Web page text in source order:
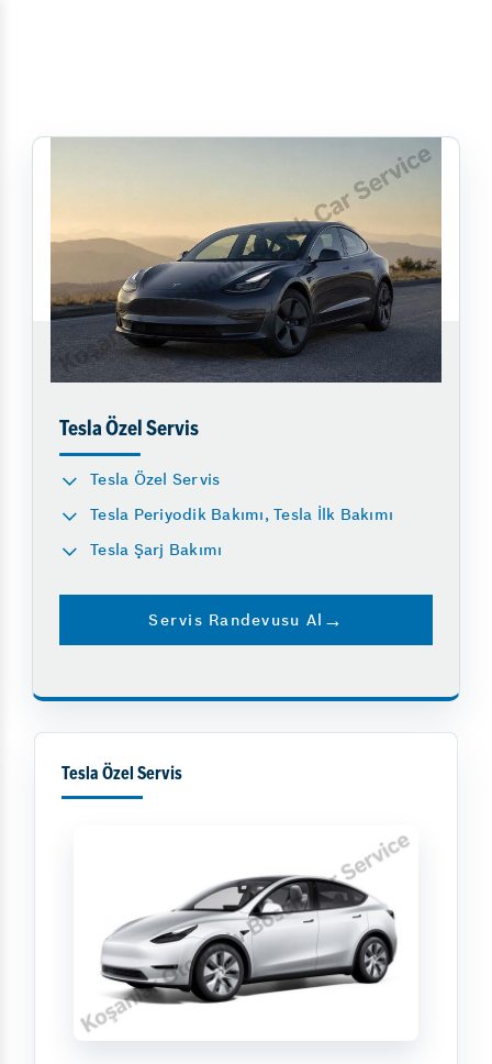
Tesla Özel Servis
Tesla Özel Servis
Tesla Periyodik Bakımı, Tesla İlk Bakımı
Tesla Şarj Bakımı
Servis Randevusu Al
Tesla Özel Servis